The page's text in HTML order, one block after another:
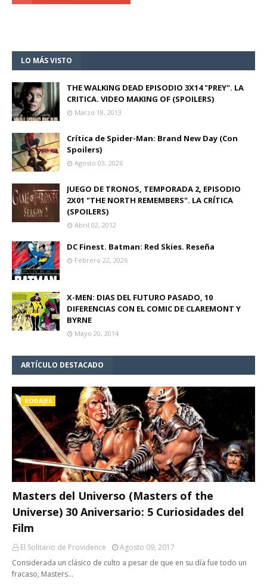
LO MÁS VISTO
THE WALKING DEAD EPISODIO 3X14 "PREY". LA
CRITICA. VIDEO MAKING OF (SPOILERS)
Marzo 18, 2013
Crítica de Spider-Man: Brand New Day (Con
Spoilers)
Agosto 03, 2026
JUEGO DE TRONOS, TEMPORADA 2, EPISODIO
2X01 "THE NORTH REMEMBERS". LA CRÍTICA
(SPOILERS)
Abril 02, 2012
DC Finest. Batman: Red Skies. Reseña
Febrero 22, 2026
X-MEN: DIAS DEL FUTURO PASADO, 10
DIFERENCIAS CON EL COMIC DE CLAREMONT Y
BYRNE
Mayo 20, 2014
ARTÍCULO DESTACADO
RODAJES
Masters del Universo (Masters of the
Universe) 30 Aniversario: 5 Curiosidades del
Film
El Solitario de Providence
Agosto 09, 2017
Considerada un clásico de culto a pesar de que en su día fue todo un
fracaso, Masters…